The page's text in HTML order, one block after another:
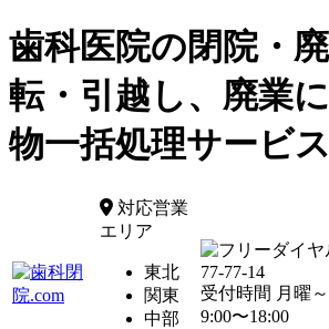
歯科医院の閉院・
転・引越し、廃業
物一括処理サービス
対応営業
エリア
東北
関東
中部
77-77-14
受付時間 月曜
9:00〜18:00